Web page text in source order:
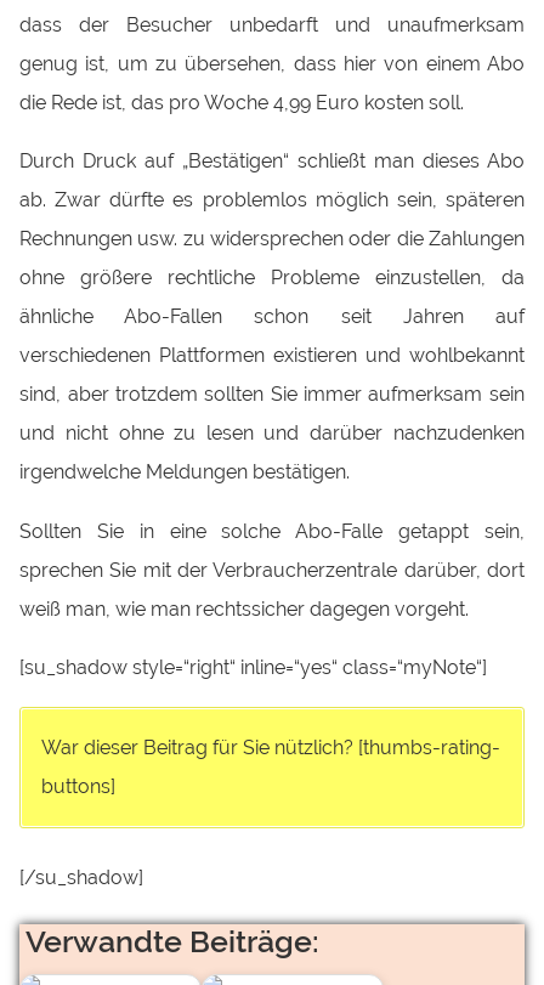
dass der Besucher unbedarft und unaufmerksam
genug ist, um zu übersehen, dass hier von einem Abo
die Rede ist, das pro Woche 4,99 Euro kosten soll.
Durch Druck auf „Bestätigen“ schließt man dieses Abo
ab. Zwar dürfte es problemlos möglich sein, späteren
Rechnungen usw. zu widersprechen oder die Zahlungen
ohne größere rechtliche Probleme einzustellen, da
ähnliche Abo-Fallen schon seit Jahren auf
verschiedenen Plattformen existieren und wohlbekannt
sind, aber trotzdem sollten Sie immer aufmerksam sein
und nicht ohne zu lesen und darüber nachzudenken
irgendwelche Meldungen bestätigen.
Sollten Sie in eine solche Abo-Falle getappt sein,
sprechen Sie mit der Verbraucherzentrale darüber, dort
weiß man, wie man rechtssicher dagegen vorgeht.
[su_shadow style=“right“ inline=“yes“ class=“myNote“]
War dieser Beitrag für Sie nützlich? [thumbs-rating-
buttons]
[/su_shadow]
Verwandte Beiträge: